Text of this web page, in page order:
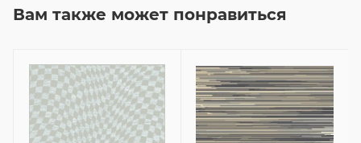
Вам также может понравиться